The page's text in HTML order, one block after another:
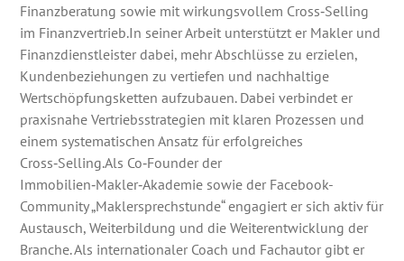
Finanzberatung sowie mit wirkungsvollem Cross‑Selling
im Finanzvertrieb.In seiner Arbeit unterstützt er Makler und
Finanzdienstleister dabei, mehr Abschlüsse zu erzielen,
Kundenbeziehungen zu vertiefen und nachhaltige
Wertschöpfungsketten aufzubauen. Dabei verbindet er
praxisnahe Vertriebsstrategien mit klaren Prozessen und
einem systematischen Ansatz für erfolgreiches
Cross‑Selling.Als Co‑Founder der
Immobilien‑Makler‑Akademie sowie der Facebook-
Community „Maklersprechstunde“ engagiert er sich aktiv für
Austausch, Weiterbildung und die Weiterentwicklung der
Branche. Als internationaler Coach und Fachautor gibt er